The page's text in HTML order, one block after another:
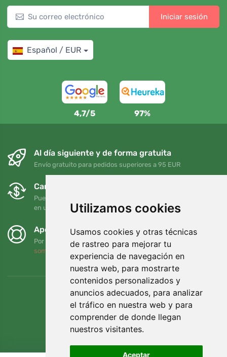
Utilizamos cookies
Usamos cookies y otras técnicas
de rastreo para mejorar tu
experiencia de navegación en
nuestra web, para mostrarte
contenidos personalizados y
anuncios adecuados, para analizar
el tráfico en nuestra web y para
comprender de donde llegan
nuestros visitantes.
Aceptar
Iniciar sesión
Español / EUR
4,7/5 97%
Al día siguiente y de forma gratuita
Envío gratuito para pedidos superiores a 95 EUR
Cambios y devoluciones gratuitos
Puede devolver o cambiar su pedido en cualquier momento
en un plazo de 90 días
Apoyamos a Trees.org
Por cada pedido plantamos un árbol. Leer más
somos